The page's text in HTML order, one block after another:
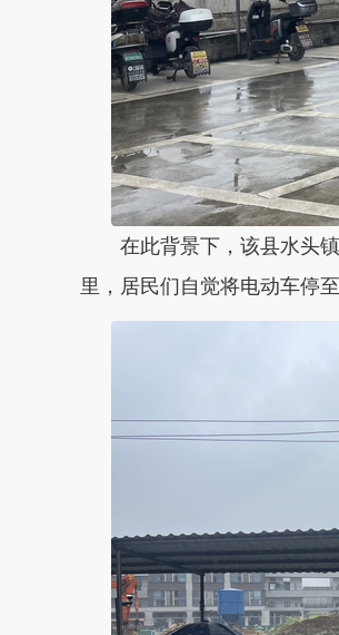
在此背景下，该县水头镇
里，居民们自觉将电动车停